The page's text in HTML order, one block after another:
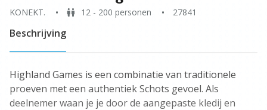
KONEKT. 12 - 200 personen 27841
Beschrijving
Highland Games is een combinatie van traditionele
proeven met een authentiek Schots gevoel. Als
deelnemer waan je je door de aangepaste kledij en